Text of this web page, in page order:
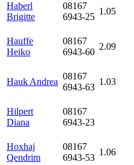
Haberl
Brigitte
08167
6943-25
1.05
Hauffe
Heiko
08167
6943-60
2.09
Hauk Andrea
08167
6943-63
1.03
Hilpert
Diana
08167
6943-23
Hoxhaj
Qendrim
08167
6943-53
1.06